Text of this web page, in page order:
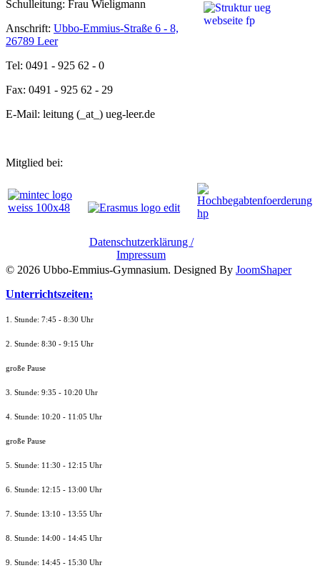
Schulleitung: Frau Wieligmann
Anschrift: Ubbo-Emmius-Straße 6 - 8,
26789 Leer
Tel: 0491 - 925 62 - 0
Fax: 0491 - 925 62 - 29
E-Mail: leitung (_at_) ueg-leer.de
Mitglied bei:
Datenschutzerklärung /
Impressum
© 2026 Ubbo-Emmius-Gymnasium. Designed By JoomShaper
Unterrichtszeiten:
1. Stunde: 7:45 - 8:30 Uhr
2. Stunde: 8:30 - 9:15 Uhr
große Pause
3. Stunde: 9:35 - 10:20 Uhr
4. Stunde: 10:20 - 11:05 Uhr
große Pause
5. Stunde: 11:30 - 12:15 Uhr
6. Stunde: 12:15 - 13:00 Uhr
7. Stunde: 13:10 - 13:55 Uhr
8. Stunde: 14:00 - 14:45 Uhr
9. Stunde: 14:45 - 15:30 Uhr